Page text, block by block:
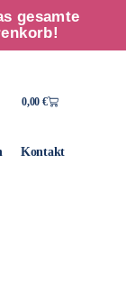
gesamte
0,00 €
Kontakt